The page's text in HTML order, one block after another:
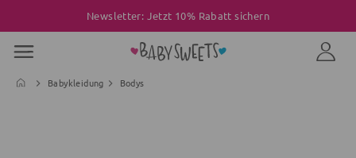
Newsletter: Jetzt 10% Rabatt sichern
Babykleidung Bodys